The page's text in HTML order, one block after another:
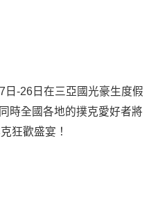
-26日在三亞國光豪生度假
時全國各地的撲克愛好者將
狂歡盛宴！